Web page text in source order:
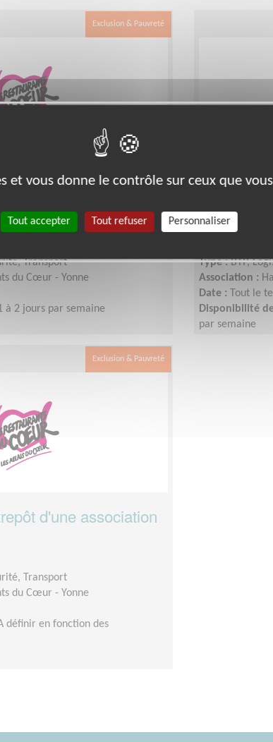
Exclusion & Pauvreté
de marchandises et
Transport
du Cœur - Yonne
à 2 jours par semaine
Chargé.e
d'insertion
Type :BTP,
Association :
Date :
Tout le
Disponibilité
par semaine
Exclusion & Pauvreté
d'une association
Transport
du Cœur - Yonne
définir en fonction des
et vous donne le contrôle sur ceux que
Tout accepter Tout refuser Personnaliser